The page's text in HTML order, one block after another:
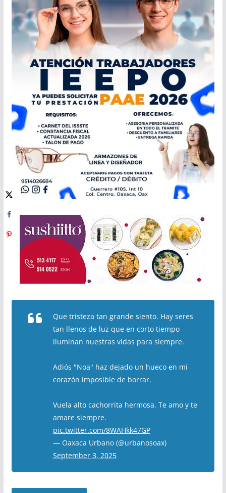
Que tristeza tan grande siento. Hay seres
tan llenos de luz que en corto tiempo
iluminan nuestras vidas para siempre.
Adiós "Noa" haz dejado un hueco en mi
corazón imposible de borrar.
Vuela alto cachorrita hermosa. Te amo y te
amare siempre.
pic.twitter.com/8WAHkk47GP
— Oaxaca Urbano (@urbanosoax)
September 3, 2025